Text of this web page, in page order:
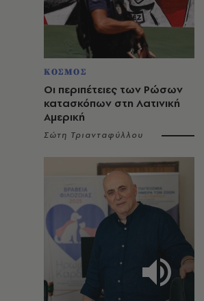
ΚΟΣΜΟΣ
Οι περιπέτειες των Ρώσων
κατασκόπων στη Λατινική
Αμερική
Σώτη Τριανταφύλλου